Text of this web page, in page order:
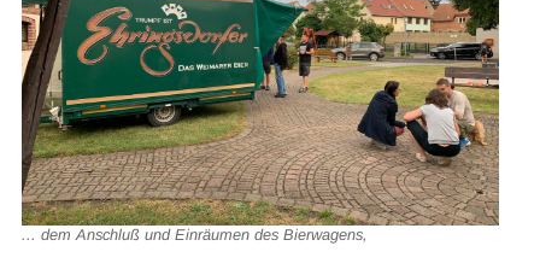
... dem Anschluß und Einräumen des Bierwagens,